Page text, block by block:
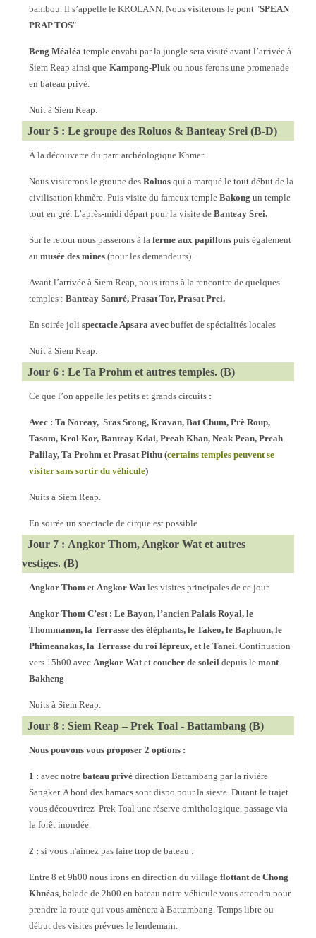
bambou. Il s’appelle le KROLANN. Nous visiterons le pont "SPEAN
PRAP TOS"
Beng Méaléa temple envahi par la jungle sera visité avant l’arrivée à
Siem Reap ainsi que Kampong-Pluk ou nous ferons une promenade
en bateau privé.
Nuit à Siem Reap.
Jour 5 : Le groupe des Roluos & Banteay Srei (B-D)
À la découverte du parc archéologique Khmer.
Nous visiterons le groupe desRoluosqui a marqué le tout début de la
civilisation khmère. Puis visite du fameux templeBakong un temple
tout en gré. L’après-midi départ pour la visite deBanteay Srei.
Sur le retour nous passerons à la ferme aux papillons puis également
au musée des mines(pour les demandeurs).
Avant l’arrivée à Siem Reap, nous irons à la rencontre de quelques
temples :Banteay Samré, Prasat Tor, Prasat Prei.
En soirée jolispectacle Apsara avecbuffet de spécialités locales
Nuit à Siem Reap.
Jour 6 : Le Ta Prohm et autres temples. (B)
Ce que l’on appelle les petits et grands circuits :
Avec : Ta Noreay, Sras Srong, Kravan, Bat Chum, Prè Roup,
Tasom, Krol Kor, Banteay Kdai, Preah Khan, Neak Pean, Preah
Palilay, Ta Prohm et Prasat Pithu (certains temples peuvent se
visiter sans sortir du véhicule)
Nuits à Siem Reap.
En soirée un spectacle de cirque est possible
Jour 7 : Angkor Thom, Angkor Wat et autres
vestiges. (B)
Angkor Thom etAngkor Watles visites principales de ce jour
Angkor Thom C’est : Le Bayon, l’ancien Palais Royal, le
Thommanon, la Terrasse des éléphants, le Takeo, le Baphuon, le
Phimeanakas, la Terrasse du roi lépreux, et le Tanei.Continuation
vers 15h00 avecAngkor Watet coucher de soleildepuis le mont
Bakheng
Nuits à Siem Reap.
Jour 8 : Siem Reap – Prek Toal - Battambang (B)
Nous pouvons vous proposer 2 options :
1 : avec notrebateau privé direction Battambang par la rivière
Sangker. A bord des hamacs sont dispo pour la sieste. Durant le trajet
vous découvrirez Prek Toal une réserve ornithologique, passage via
la forêt inondée.
2 : si vous n'aimez pas faire trop de bateau :
Entre 8 et 9h00 nous irons en direction du villageflottant de Chong
Khnéas, balade de 2h00 en bateau notre véhicule vous attendra pour
prendre la route qui vous amènera à Battambang. Temps libre ou
début des visites prévues le lendemain.